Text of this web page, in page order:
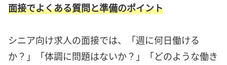
面接でよくある質問と準備のポイント
シニア向け求人の面接では、「週に何日働ける
か？」「体調に問題はないか？」「どのような働き